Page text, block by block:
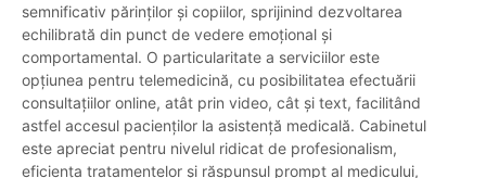
semnificativ părinților și copiilor, sprijinind dezvoltarea
echilibrată din punct de vedere emoțional și
comportamental. O particularitate a serviciilor este
opțiunea pentru telemedicină, cu posibilitatea efectuării
consultațiilor online, atât prin video, cât și text, facilitând
astfel accesul pacienților la asistență medicală. Cabinetul
este apreciat pentru nivelul ridicat de profesionalism,
eficiența tratamentelor și răspunsul prompt al medicului,